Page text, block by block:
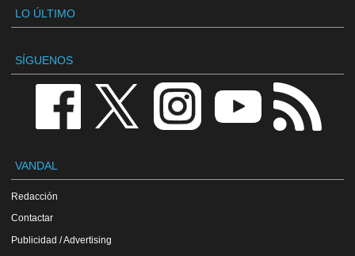
LO ÚLTIMO
SÍGUENOS
VANDAL
Redacción
Contactar
Publicidad / Advertising